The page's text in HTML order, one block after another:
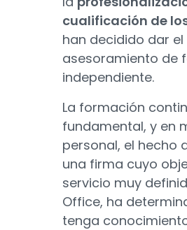
cualificación de
han decidido dar
asesoramiento de
independiente.
La formación
fundamental, y en
personal, el hecho
una firma cuyo
servicio muy
Office, ha
tenga